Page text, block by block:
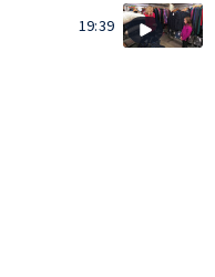
19:39